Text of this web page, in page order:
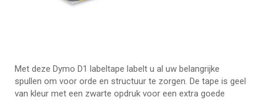
Met deze Dymo D1 labeltape labelt u al uw belangrijke
spullen om voor orde en structuur te zorgen. De tape is geel
van kleur met een zwarte opdruk voor een extra goede